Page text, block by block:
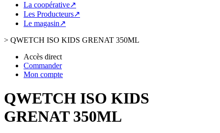
La coopérative↗
Les Producteurs↗
Le magasin↗
> QWETCH ISO KIDS GRENAT 350ML
Accès direct
Commander
Mon compte
QWETCH ISO KIDS
GRENAT 350ML